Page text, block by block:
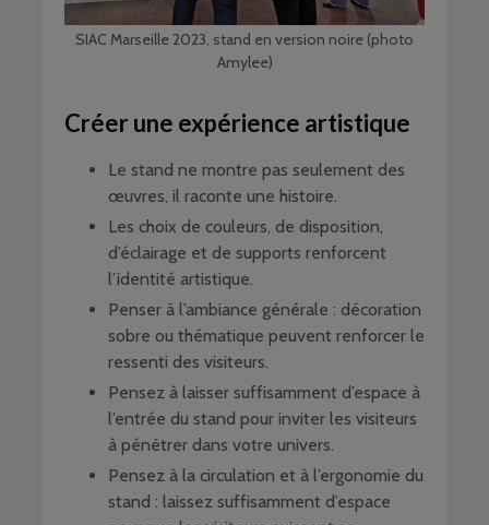
SIAC Marseille 2023, stand en version noire (photo
Amylee)
Créer une expérience artistique
Le stand ne montre pas seulement des
œuvres, il raconte une histoire.
Les choix de couleurs, de disposition,
d’éclairage et de supports renforcent
l’identité artistique.
Penser à l’ambiance générale : décoration
sobre ou thématique peuvent renforcer le
ressenti des visiteurs.
Pensez à laisser suffisamment d’espace à
l’entrée du stand pour inviter les visiteurs
à pénétrer dans votre univers.
Pensez à la circulation et à l’ergonomie du
stand : laissez suffisamment d’espace